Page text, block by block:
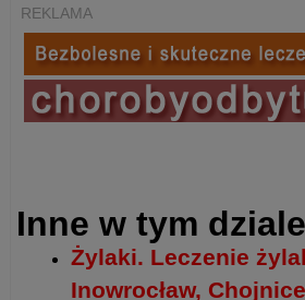
REKLAMA
Inne w tym
Żylaki. Leczenie
Inowrocław,